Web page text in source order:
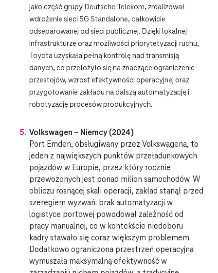
jako część grupy Deutsche Telekom, zrealizował
wdrożenie sieci 5G Standalone, całkowicie
odseparowanej od sieci publicznej. Dzięki lokalnej
infrastrukturze oraz możliwości priorytetyzacji ruchu,
Toyota uzyskała pełną kontrolę nad transmisją
danych, co przełożyło się na znaczące ograniczenie
przestojów, wzrost efektywności operacyjnej oraz
przygotowanie zakładu na dalszą automatyzację i
robotyzację procesów produkcyjnych.
Volkswagen – Niemcy (2024)
Port Emden, obsługiwany przez Volkswagena, to
jeden z największych punktów przeładunkowych
pojazdów w Europie, przez który rocznie
przewożonych jest ponad milion samochodów. W
obliczu rosnącej skali operacji, zakład stanął przed
szeregiem wyzwań: brak automatyzacji w
logistyce portowej powodował zależność od
pracy manualnej, co w kontekście niedoboru
kadry stawało się coraz większym problemem.
Dodatkowo ograniczona przestrzeń operacyjna
wymuszała maksymalną efektywność w